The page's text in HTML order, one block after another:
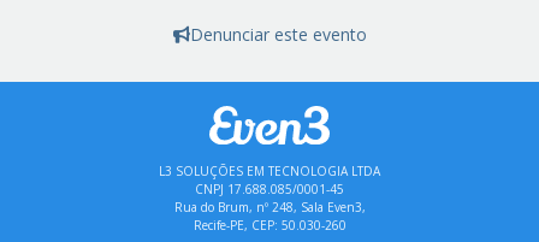
Denunciar este evento
L3 SOLUÇÕES EM TECNOLOGIA LTDA
CNPJ 17.688.085/0001-45
Rua do Brum, nº 248, Sala Even3,
Recife-PE, CEP: 50.030-260